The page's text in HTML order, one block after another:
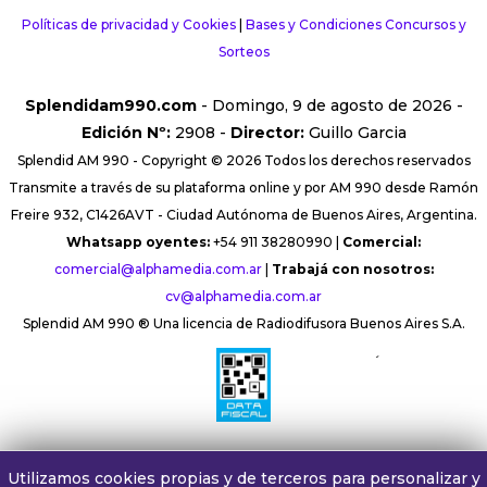
Políticas de privacidad y Cookies| Bases y Condiciones Concursos y
Sorteos
Splendidam990.com- Domingo, 9 de agosto de 2026 -
Edición Nº:2908 - Director:Guillo Garcia
Splendid AM 990 - Copyright © 2026 Todos los derechos reservados
Transmite a través de su plataforma online y por AM 990 desde Ramón
Freire 932, C1426AVT - Ciudad Autónoma de Buenos Aires, Argentina.
Whatsapp oyentes: +54 911 38280990 | Comercial:
comercial@alphamedia.com.ar| Trabajá con nosotros:
cv@alphamedia.com.ar
Splendid AM 990 ® Una licencia de Radiodifusora Buenos Aires S.A.
´
Utilizamos cookies propias y de terceros para personalizar y